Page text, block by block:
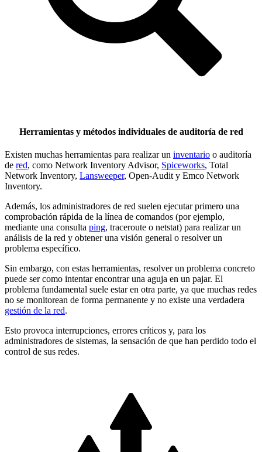
Herramientas y métodos individuales de auditoría de red
Existen muchas herramientas para realizar un inventario o auditoría
de red, como Network Inventory Advisor, Spiceworks, Total
Network Inventory, Lansweeper, Open-Audit y Emco Network
Inventory.
Además, los administradores de red suelen ejecutar primero una
comprobación rápida de la línea de comandos (por ejemplo,
mediante una consulta ping, traceroute o netstat) para realizar un
análisis de la red y obtener una visión general o resolver un
problema específico.
Sin embargo, con estas herramientas, resolver un problema concreto
puede ser como intentar encontrar una aguja en un pajar. El
problema fundamental suele estar en otra parte, ya que muchas redes
no se monitorean de forma permanente y no existe una verdadera
gestión de la red.
Esto provoca interrupciones, errores críticos y, para los
administradores de sistemas, la sensación de que han perdido todo el
control de sus redes.